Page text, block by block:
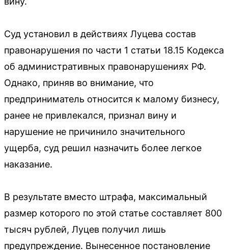
Суд установил в действиях Луцева состав
правонарушения по части 1 статьи 18.15 Кодекса
об административных правонарушениях РФ.
Однако, приняв во внимание, что
предприниматель относится к малому бизнесу,
ранее не привлекался, признал вину и
нарушение не причинило значительного
ущерба, суд решил назначить более легкое
наказание.
В результате вместо штрафа, максимальный
размер которого по этой статье составляет 800
тысяч рублей, Луцев получил лишь
предупреждение. Вынесенное постановление